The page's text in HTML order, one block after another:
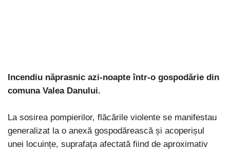
Incendiu năprasnic azi-noapte într-o gospodărie din
comuna Valea Danului.
La sosirea pompierilor, flăcările violente se manifestau
generalizat la o anexă gospodărească și acoperișul
unei locuințe, suprafața afectată fiind de aproximativ